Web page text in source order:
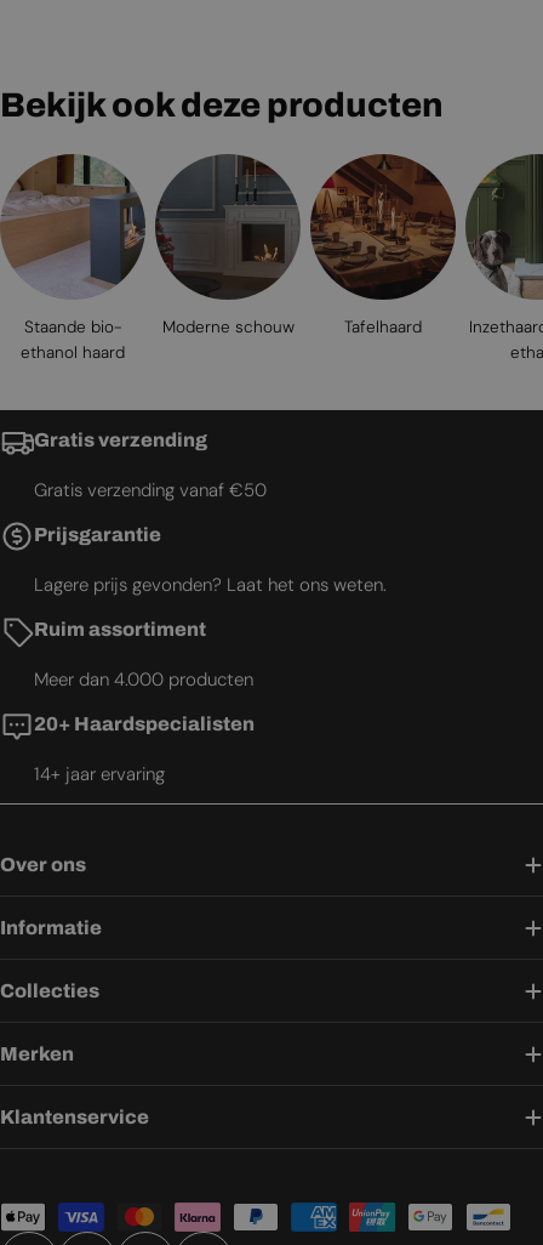
Bekijk ook deze producten
Staande bio-
ethanol haard
Moderne schouw Tafelhaard
Gratis verzending
Gratis verzending vanaf €50
Prijsgarantie
Lagere prijs gevonden? Laat het ons weten.
Ruim assortiment
Meer dan 4.000 producten
20+ Haardspecialisten
14+ jaar ervaring
Over ons
Informatie
Collecties
Merken
Klantenservice
Betaalmethoden